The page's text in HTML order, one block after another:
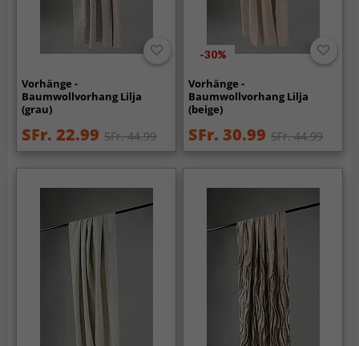
Vorhänge -
Baumwollvorhang Lilja
(grau)
SFr. 22.99 SFr. 44.99
-30%
Vorhänge -
Baumwollvorhang Lilja
(beige)
SFr. 30.99 SFr. 44.99